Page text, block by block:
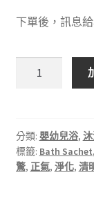
下單後，訊息
沐
浴
包
分類: 嬰幼兒浴,
標籤: Bath Sachet,
驚, 正氣, 淨化, 清